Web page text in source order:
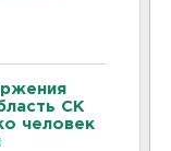
СК
человек